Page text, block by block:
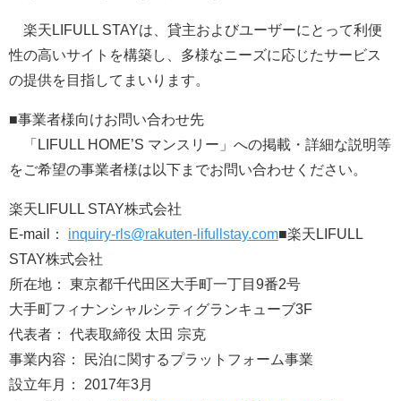
楽天LIFULL STAYは、貸主およびユーザーにとって利便
性の高いサイトを構築し、多様なニーズに応じたサービス
の提供を目指してまいります。
■事業者様向けお問い合わせ先
「LIFULL HOME’S マンスリー」への掲載・詳細な説明等
をご希望の事業者様は以下までお問い合わせください。
楽天LIFULL STAY株式会社
E-mail： inquiry-rls@rakuten-lifullstay.com■楽天LIFULL
STAY株式会社
所在地： 東京都千代田区大手町一丁目9番2号
大手町フィナンシャルシティグランキューブ3F
代表者： 代表取締役 太田 宗克
事業内容： 民泊に関するプラットフォーム事業
設立年月： 2017年3月